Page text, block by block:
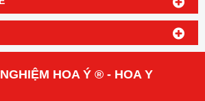
HOA Ý ® - HOA Y